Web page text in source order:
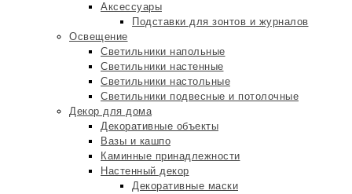
Аксессуары
Подставки для зонтов и журналов
Освещение
Светильники напольные
Светильники настенные
Светильники настольные
Светильники подвесные и потолочные
Декор для дома
Декоративные объекты
Вазы и кашпо
Каминные принадлежности
Настенный декор
Декоративные маски